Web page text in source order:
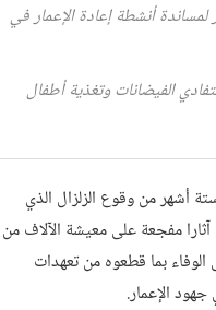
479 مليون دولار لمساندة أنشطة إعادة الإعمار في
الفيضانات وتغذية أطفال
أشهر من وقوع الزلزال الذي
وخلف آثارا مفجعة على معيشة الآلاف من
بما قطعوه من تعهدات
الإعمار.